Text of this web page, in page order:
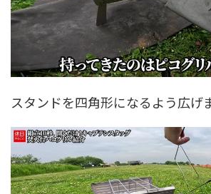
スタンドを四角形になるよう広げ